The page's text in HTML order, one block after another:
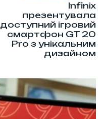
Infinix
презентувала
доступний ігровий
смартфон GT 20
Pro з унікальним
дизайном